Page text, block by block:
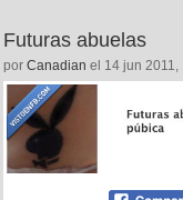
Futuras abuelas
por Canadian el 14 jun 2011,